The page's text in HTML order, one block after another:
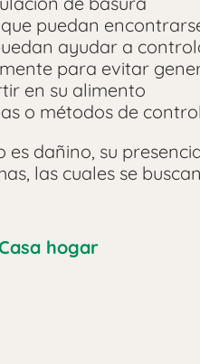
puedan
ayudar a
para evitar
en su alimento
o métodos de
es dañino, su
las cuales se
hogar